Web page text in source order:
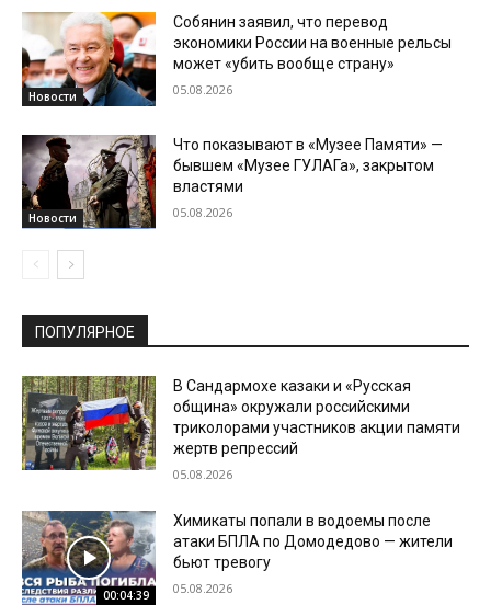
Новости
Собянин заявил, что перевод
экономики России на военные рельсы
может «убить вообще страну»
05.08.2026
Новости
Что показывают в «Музее Памяти» —
бывшем «Музее ГУЛАГа», закрытом
властями
05.08.2026
ПОПУЛЯРНОЕ
В Сандармохе казаки и «Русская
община» окружали российскими
триколорами участников акции памяти
жертв репрессий
05.08.2026
00:04:39
Химикаты попали в водоемы после
атаки БПЛА по Домодедово — жители
бьют тревогу
05.08.2026